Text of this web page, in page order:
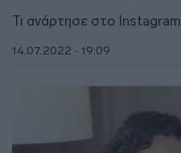
Τι ανάρτησε στο Instagram
14.07.2022 - 19:09